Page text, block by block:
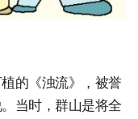
的《浊流》，被誉
当时，群山是将全